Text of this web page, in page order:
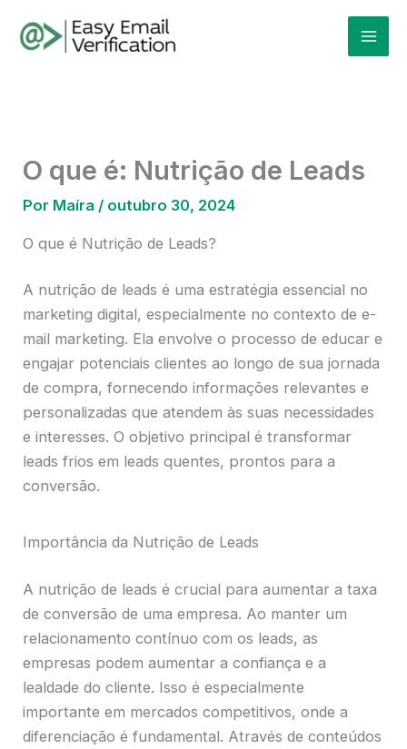
para
O que é: Nutrição de Leads
Por Maíra / outubro 30, 2024
O que é Nutrição de Leads?
A nutrição de leads é uma estratégia essencial no
marketing digital, especialmente no contexto de e-
mail marketing. Ela envolve o processo de educar e
engajar potenciais clientes ao longo de sua jornada
de compra, fornecendo informações relevantes e
personalizadas que atendem às suas necessidades
e interesses. O objetivo principal é transformar
leads frios em leads quentes, prontos para a
conversão.
Importância da Nutrição de Leads
A nutrição de leads é crucial para aumentar a taxa
de conversão de uma empresa. Ao manter um
relacionamento contínuo com os leads, as
empresas podem aumentar a confiança e a
lealdade do cliente. Isso é especialmente
importante em mercados competitivos, onde a
diferenciação é fundamental. Através de conteúdos